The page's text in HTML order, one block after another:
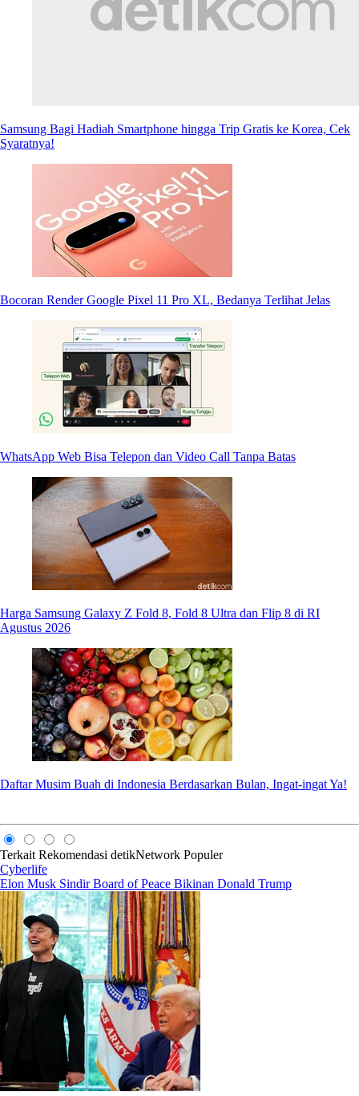
Samsung Bagi Hadiah Smartphone hingga Trip Gratis ke Korea, Cek
Syaratnya!
Bocoran Render Google Pixel 11 Pro XL, Bedanya Terlihat Jelas
WhatsApp Web Bisa Telepon dan Video Call Tanpa Batas
Harga Samsung Galaxy Z Fold 8, Fold 8 Ultra dan Flip 8 di RI
Agustus 2026
Daftar Musim Buah di Indonesia Berdasarkan Bulan, Ingat-ingat Ya!
Terkait Rekomendasi detikNetwork Populer
Cyberlife
Elon Musk Sindir Board of Peace Bikinan Donald Trump